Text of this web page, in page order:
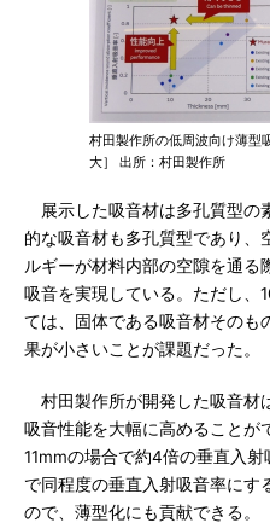
村田製作所の低周波向け薄型
大］ 出所：村田製作所
展示した吸音材は多孔質型の
的な吸音材も多孔質型であり、
ルギーが材料内部の空隙を通
吸音を実現している。ただし、
ては、固体である吸音材そのも
果が小さいことが課題だった。
村田製作所が開発した吸音材
吸音性能を大幅に高めることが
11mmの場合で約4倍の垂直入
で同程度の垂直入射吸音率に
ので、薄型化にも貢献できる。